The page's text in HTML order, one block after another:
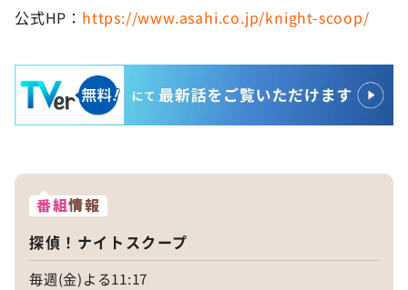
公式HP： https://www.asahi.co.jp/knight-scoop/
番組情報
探偵！ナイトスクープ
毎週(金)よる11:17